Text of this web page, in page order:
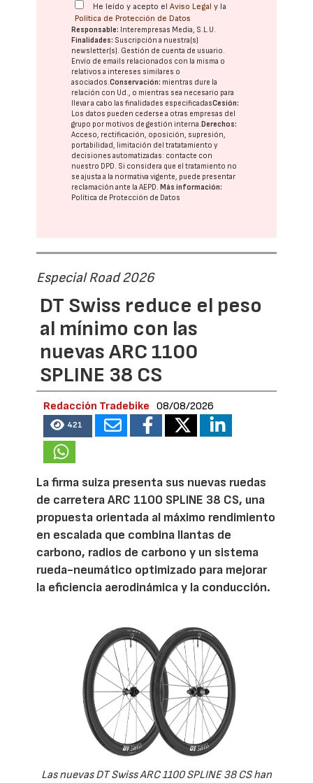
He leído y acepto elAviso Legal y la
Política de Protección de Datos
Responsable: Interempresas Media, S.L.U.
Finalidades: Suscripción a nuestra(s)
newsletter(s). Gestión de cuenta de usuario.
Envío de emails relacionados con la misma o
relativos a intereses similares o
asociados.Conservación: mientras dure la
relación con Ud., o mientras sea necesario para
llevar a cabo las finalidades especificadasCesión:
Los datos pueden cederse a otras empresas del
grupo por motivos de gestión interna.Derechos:
Acceso, rectificación, oposición, supresión,
portabilidad, limitación del tratatamiento y
decisiones automatizadas: contacte con
nuestro DPD. Si considera que el tratamiento no
se ajusta a la normativa vigente, puede presentar
reclamación ante laAEPD.Más información:
Política de Protección de Datos
Especial Road 2026
DT Swiss reduce el peso
al mínimo con las
nuevas ARC 1100
SPLINE 38 CS
Redacción Tradebike 08/08/2026
421
La firma suiza presenta sus nuevas ruedas
de carretera ARC 1100 SPLINE 38 CS, una
propuesta orientada al máximo rendimiento
en escalada que combina llantas de
carbono, radios de carbono y un sistema
rueda-neumático optimizado para mejorar
la eficiencia aerodinámica y la conducción.
Las nuevas DT Swiss ARC 1100 SPLINE 38 CS han